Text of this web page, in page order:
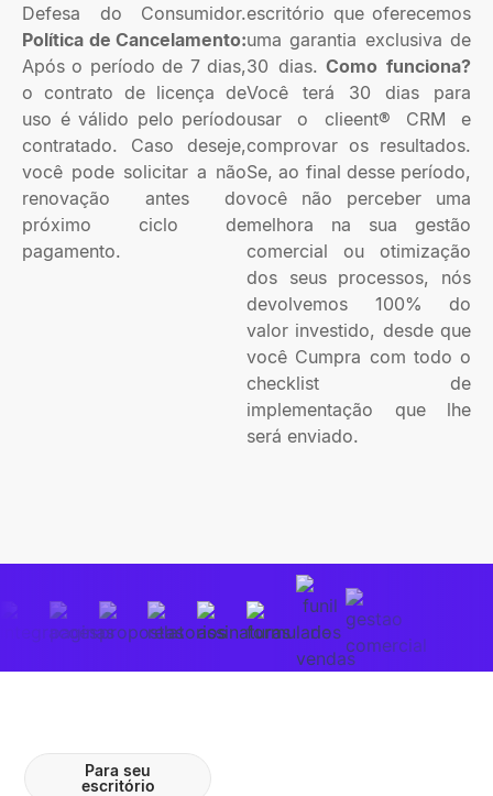
Defesa do Consumidor.
Política de Cancelamento:
Após o período de 7 dias,
o contrato de licença de
uso é válido pelo período
contratado. Caso deseje,
você pode solicitar a não
renovação antes do
próximo ciclo de
pagamento.
escritório que oferecemos
uma garantia exclusiva de
30 dias. Como funciona?
Você terá 30 dias para
usar o clieent® CRM e
comprovar os resultados.
Se, ao final desse período,
você não perceber uma
melhora na sua gestão
comercial ou otimização
dos seus processos, nós
devolvemos 100% do
valor investido, desde que
você Cumpra com todo o
checklist de
implementação que lhe
será enviado.
Para seu
escritório